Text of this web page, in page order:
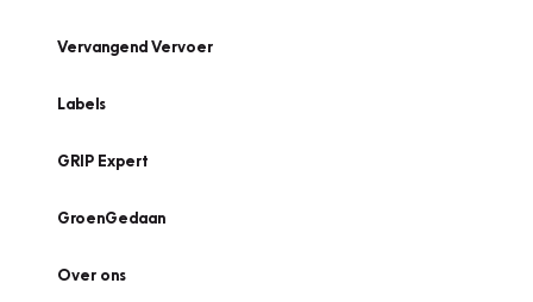
Vervangend Vervoer
Labels
GRIP Expert
GroenGedaan
Over ons